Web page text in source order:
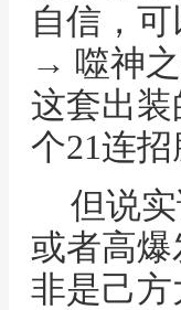
自信，
→ 噬神
这套出
个21连招
但说
或者高
非是己